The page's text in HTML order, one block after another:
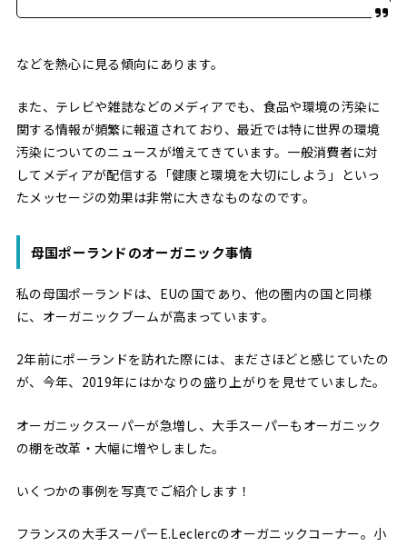
などを熱心に見る傾向にあります。
また、テレビや雑誌などのメディアでも、食品や環境の汚染に
関する情報が頻繁に報道されており、最近では特に世界の環境
汚染についてのニュースが増えてきています。一般消費者に対
してメディアが配信する「健康と環境を大切にしよう」といっ
たメッセージの効果は非常に大きなものなのです。
母国ポーランドのオーガニック事情
私の母国ポーランドは、EUの国であり、他の圏内の国と同様
に、オーガニックブームが高まっています。
2年前にポーランドを訪れた際には、まださほどと感じていたの
が、今年、2019年にはかなりの盛り上がりを見せていました。
オーガニックスーパーが急増し、大手スーパーもオーガニック
の棚を改革・大幅に増やしました。
いくつかの事例を写真でご紹介します！
フランスの大手スーパーE.Leclercのオーガニックコーナー。小